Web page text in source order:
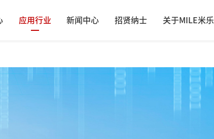
应用行业 新闻中心 招贤纳士 关于MILE米乐